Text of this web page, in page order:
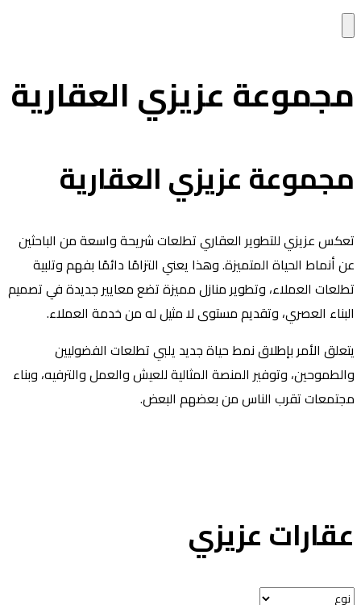
عزيزي العقارية
عزيزي العقارية
عزيزي للتطوير العقاري تطلعات شريحة واسعة من الباحثين
أنماط الحياة المتميزة. وهذا يعني التزامًا دائمًا بفهم وتلبية
العملاء، وتطوير منازل مميزة تضع معايير جديدة في تصميم
العصري، وتقديم مستوى لا مثيل له من خدمة العملاء.
الأمر بإطلاق نمط حياة جديد يلبي تطلعات الفضوليين
وتوفير المنصة المثالية للعيش والعمل والترفيه، وبناء
تقرب الناس من بعضهم البعض.
عزيزي